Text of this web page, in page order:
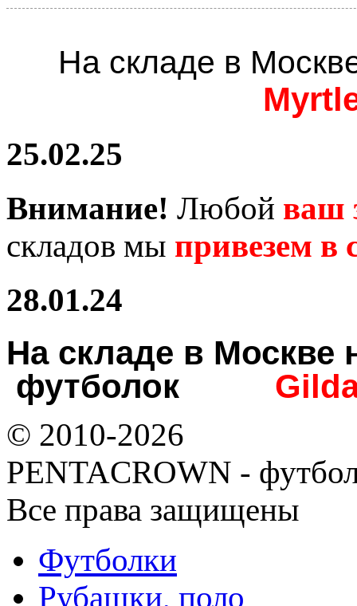
На складе в
25.02.25
Внимание! Любой ваш
складов мы привезем в
28.01.24
На складе в
футболок
© 2010-2026
PENTACROWN -
Все права защищены
Футболки
Рубашки, поло